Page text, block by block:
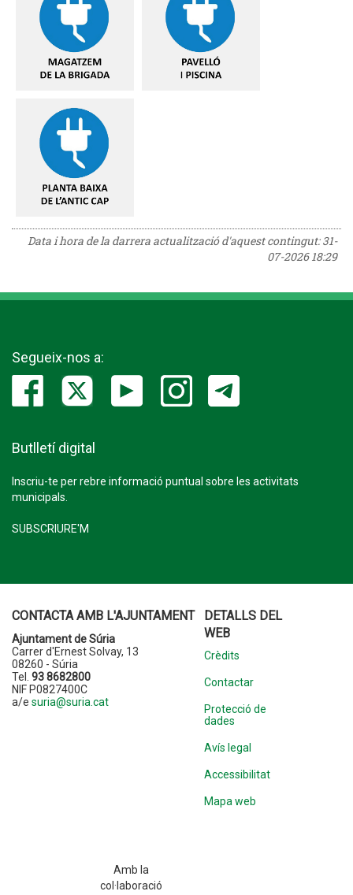
Data i hora de la darrera actualització d'aquest contingut:31-
07-2026 18:29
Segueix-nos a:
Butlletí digital
Inscriu-te per rebre informació puntual sobre les activitats
municipals.
SUBSCRIURE'M
CONTACTA AMB L'AJUNTAMENT
Ajuntament de Súria
Carrer d'Ernest Solvay, 13
08260 - Súria
Tel. 93 8682800
NIF P0827400C
a/e suria@suria.cat
DETALLS DEL
WEB
Crèdits
Contactar
Protecció de
dades
Avís legal
Accessibilitat
Mapa web
Amb la
col·laboració